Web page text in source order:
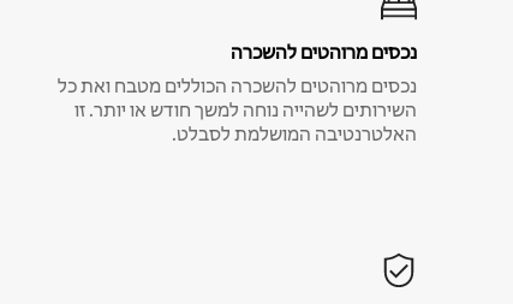
נכסים מרוהטים להשכרה
נכסים מרוהטים להשכרה הכוללים מטבח ואת כל
השירותים לשהייה נוחה למשך חודש או יותר. זו
האלטרנטיבה המושלמת לסבלט.